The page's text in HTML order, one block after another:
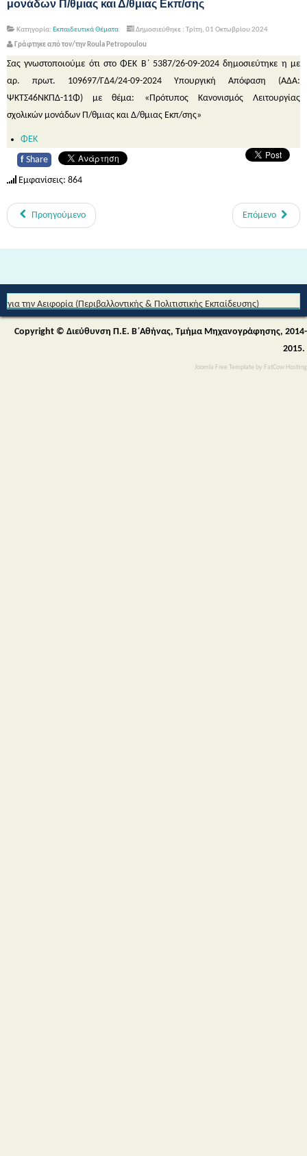
Joomla Free Template by FatCow Hosting
μονάδων Π/θμιας και Δ/θμιας Εκπ/σης
Κατηγορία: Εκπαιδευτικά Θέματα
Δημοσιεύθηκε : Τρίτη, 01 Οκτωβρίου 2024
Γράφτηκε από τον/την Roula Petropoulou
Σας γνωστοποιούμε ότι στο ΦΕΚ Β΄ 5387/26-09-2024 δημοσιεύτηκε η με
αρ. πρωτ. 109697/ΓΔ4/24-09-2024 Υπουργική Απόφαση (ΑΔΑ:
ΨΚΤΣ46ΝΚΠΔ-11Φ) με θέμα: «Πρότυπος Κανονισμός Λειτουργίας
σχολικών μονάδων Π/θμιας και Δ/θμιας Εκπ/σης»
ΦΕΚ
f Share
Εμφανίσεις: 864
Προηγούμενο Επόμενο
για την Αειφορία (Περιβαλλοντικής & Πολιτιστικής Εκπαίδευσης)
Copyright © Διεύθυνση Π.Ε. Β΄Αθήνας, Τμήμα Μηχανογράφησης, 2014-
2015.